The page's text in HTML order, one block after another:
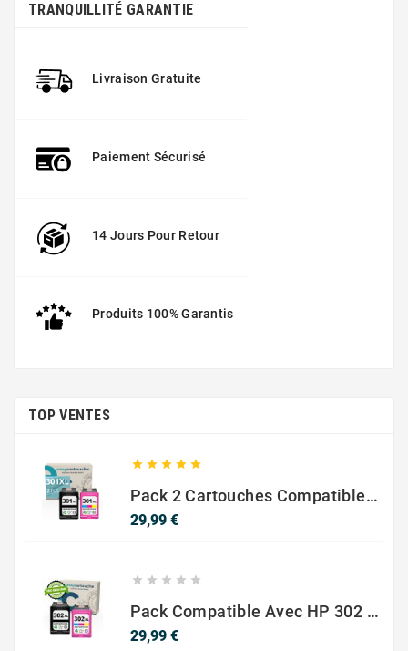
TRANQUILLITÉ GARANTIE
Livraison Gratuite
Paiement Sécurisé
14 Jours Pour Retour
Produits 100% Garantis
TOP VENTES
    
Pack 2 Cartouches Compatible Avec HP 301 XL Noir Et Couleur
29,99 €Prix
    
Pack Compatible Avec HP 302 XL Noir Et Couleur - SANS NIVEAU ENCRE
29,99 €Prix